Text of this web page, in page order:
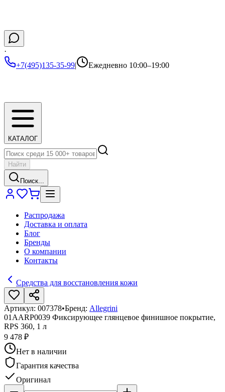
·
+7(495)135-35-99| Ежедневно 10:00–19:00
КАТАЛОГ
Найти
Поиск...
Распродажа
Доставка и оплата
Блог
Бренды
О компании
Контакты
Средства для восстановления кожи
Артикул: 007378•Бренд: Allegrini
01AARP0039 Фиксирующее глянцевое финишное покрытие,
RPS 360, 1 л
9 478 ₽
Нет в наличии
Гарантия качества
Оригинал